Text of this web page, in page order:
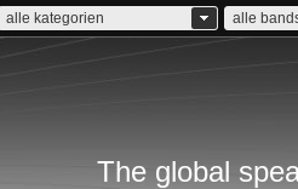
alle kategorien alle
The global